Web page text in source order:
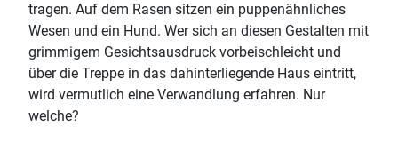
tragen. Auf dem Rasen sitzen ein puppenähnliches
Wesen und ein Hund. Wer sich an diesen Gestalten mit
grimmigem Gesichtsausdruck vorbeischleicht und
über die Treppe in das dahinterliegende Haus eintritt,
wird vermutlich eine Verwandlung erfahren. Nur
welche?